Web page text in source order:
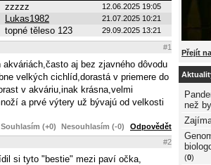
zzzzz 12.06.2025 19:05
Lukas1982 21.07.2025 10:21
topné těleso 123 29.09.2025 13:21
#1
aj bez zjavného dôvodu
velkých cichlíd,dorastá v priemere do
v akváriu,inak krásna,velmi
a prvé výtery už bývajú od velkosti
Souhlasím (+0) Nesouhlasím (-0) Odpovědět
#2
si tyto "bestie" mezi paví očka,
Přejít
než
(0)